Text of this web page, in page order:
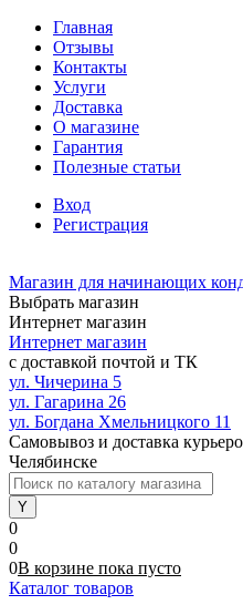
Главная
Отзывы
Контакты
Услуги
Доставка
О магазине
Гарантия
Полезные статьи
Вход
Регистрация
Магазин для начинающих
Выбрать магазин
Интернет магазин
Интернет магазин
с доставкой почтой и ТК
ул. Чичерина 5
ул. Гагарина 26
ул. Богдана Хмельницкого 11
Самовывоз и доставка
Челябинске
0
0
0В корзине пока пусто
Каталог товаров